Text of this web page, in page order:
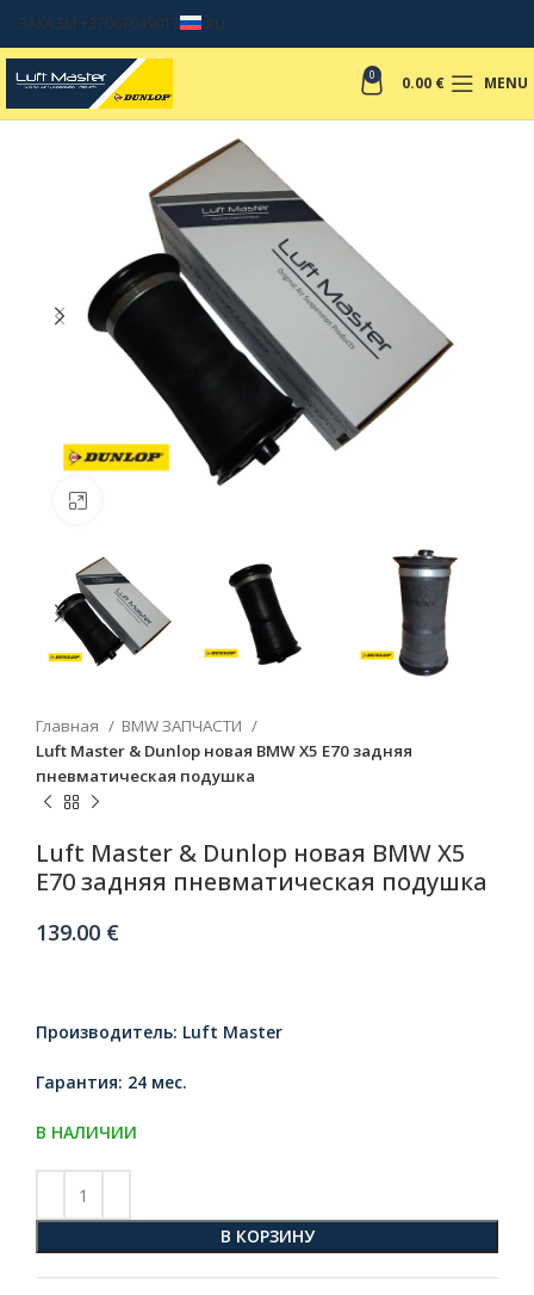
ЗАКАЗЫ +37067049017 RU
0 0.00 € MENU
Главная
BMW ЗАПЧАСТИ
Luft Master & Dunlop новая BMW X5 E70 задняя
пневматическая подушка
Luft Master & Dunlop новая BMW X5
E70 задняя пневматическая подушка
139.00 €
Производитель: Luft Master
Гарантия: 24 мес.
В НАЛИЧИИ
В КОРЗИНУ